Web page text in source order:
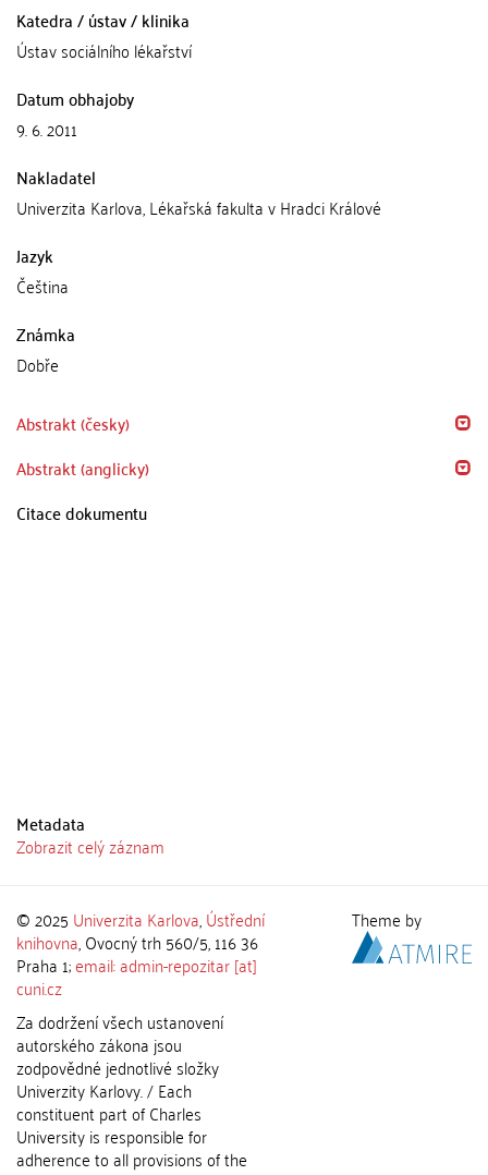
Katedra / ústav / klinika
Ústav sociálního lékařství
Datum obhajoby
9. 6. 2011
Nakladatel
Univerzita Karlova, Lékařská fakulta v Hradci Králové
Jazyk
Čeština
Známka
Dobře
Abstrakt (česky)
Abstrakt (anglicky)
Citace dokumentu
Metadata
Zobrazit celý záznam
© 2025 Univerzita Karlova,Ústřední
knihovna, Ovocný trh 560/5, 116 36
Praha 1;email: admin-repozitar [at]
cuni.cz
Za dodržení všech ustanovení
autorského zákona jsou
zodpovědné jednotlivé složky
Univerzity Karlovy. / Each
constituent part of Charles
University is responsible for
adherence to all provisions of the
Theme by